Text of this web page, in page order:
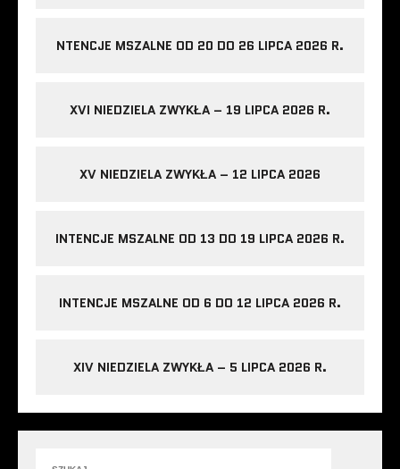
NTENCJE MSZALNE OD 20 DO 26 LIPCA 2026 R.
XVI NIEDZIELA ZWYKŁA – 19 LIPCA 2026 R.
XV NIEDZIELA ZWYKŁA – 12 LIPCA 2026
INTENCJE MSZALNE OD 13 DO 19 LIPCA 2026 R.
INTENCJE MSZALNE OD 6 DO 12 LIPCA 2026 R.
XIV NIEDZIELA ZWYKŁA – 5 LIPCA 2026 R.